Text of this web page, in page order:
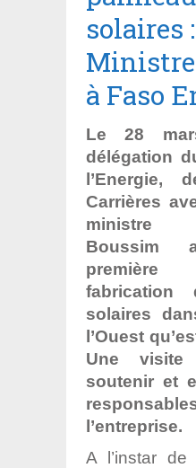
solaires
à Faso
Le 28
délégation
l’Energie,
Carrières
ministre
fabrication
solaires
l’Ouest
Une
soutenir et
l’entreprise.
A l’instar de